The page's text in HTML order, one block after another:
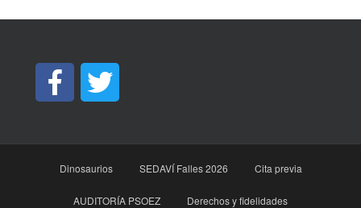
Dinosaurios SEDAVÍ Falles 2026 Cita previa
AUDITORÍA PSOEZ Derechos y fidelidades